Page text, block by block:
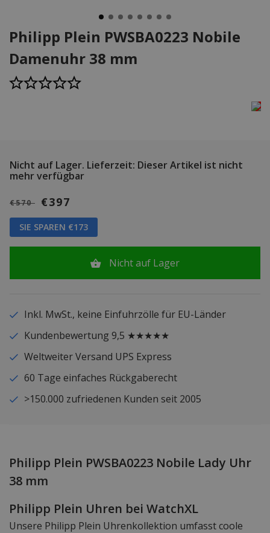
Philipp Plein PWSBA0223 Nobile
Damenuhr 38 mm
Nicht auf Lager. Lieferzeit: Dieser Artikel ist nicht
mehr verfügbar
€570 €397
SIE SPAREN €173
Nicht auf Lager
Inkl. MwSt., keine Einfuhrzölle für EU-Länder
Kundenbewertung 9,5 ★★★★★
Weltweiter Versand UPS Express
60 Tage einfaches Rückgaberecht
>150.000 zufriedenen Kunden seit 2005
Philipp Plein PWSBA0223 Nobile Lady Uhr
38 mm
Philipp Plein Uhren bei WatchXL
Unsere Philipp Plein Uhrenkollektion umfasst coole